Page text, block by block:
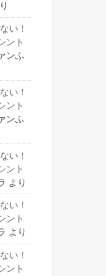
い！
ント
ンふ
い！
ント
ンふ
い！
ント
より
い！
ント
より
い！
ント